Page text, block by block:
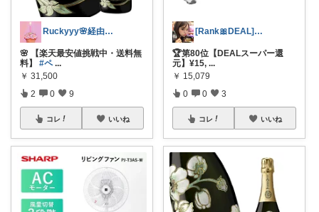
Ruckyyy🌸経由感謝🙇‍♀️✨
🌸 【楽天最安値挑戦中・送料無
料】 #ペ ...
￥ 31,500
2 0 9
コレ いいね
[Rank🎀DEAL]毎日コレ@ano
🏆第80位【DEALスーパー還
元】¥15, ...
￥ 15,079
0 0 3
コレ いいね